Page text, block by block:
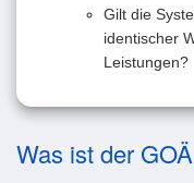
Gilt die
identischer
Leistungen?
Was ist der